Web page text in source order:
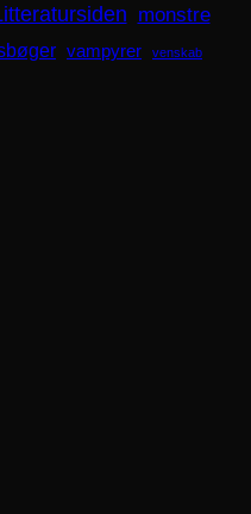
monstre
vampyrer venskab